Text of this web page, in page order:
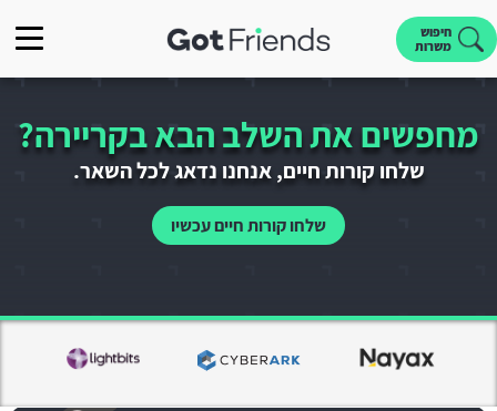
חיפוש
משרות
מחפשים את השלב הבא בקריירה?
שלחו קורות חיים, אנחנו נדאג לכל השאר.
שלחו קורות חיים עכשיו